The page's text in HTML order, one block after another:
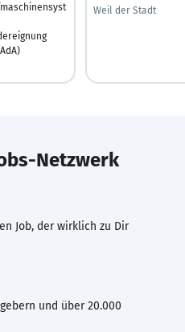
Weil der Stadt
Netzwerk
Job, der wirklich zu Dir
und über 20.000